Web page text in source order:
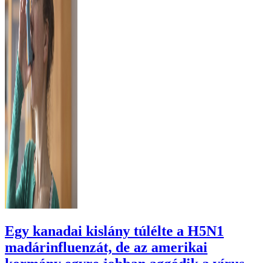
Egy kanadai kislány túlélte a H5N1
madárinfluenzát, de az amerikai